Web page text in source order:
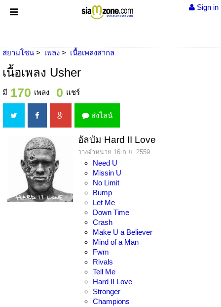
Sign in
สยามโซน เพลง เนื้อเพลงสากล
เนื้อเพลง Usher
มี 170 เพลง 0 แชร์
ส่งไลน์
อัลบัม Hard II Love
วางจำหน่าย 16 ก.ย. 2559
Need U
Missin U
No Limit
Bump
Let Me
Down Time
Crash
Make U a Believer
Mind of a Man
Fwm
Rivals
Tell Me
Hard II Love
Stronger
Champions